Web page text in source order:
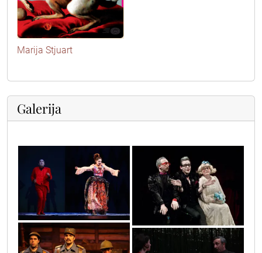
Marija Stjuart
Galerija
img_9230_copy 14